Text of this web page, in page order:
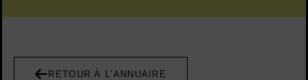
RETOUR À L'ANNUAIRE